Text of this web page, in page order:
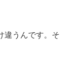
違うんです。そ